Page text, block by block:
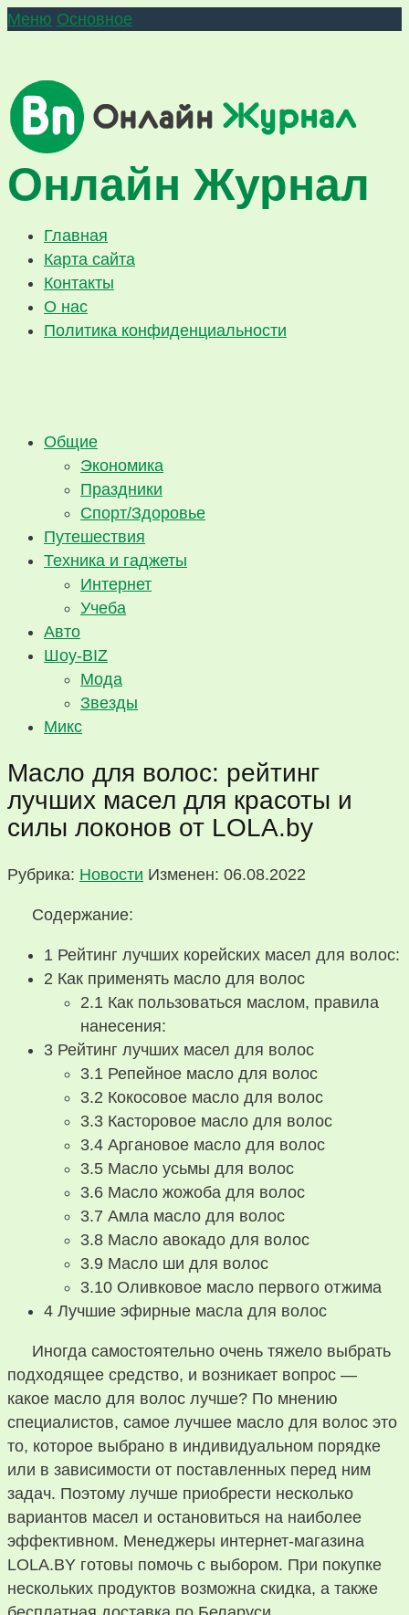
Меню Основное
Онлайн Журнал
Главная
Карта сайта
Контакты
О нас
Политика конфиденциальности
Общие
Экономика
Праздники
Спорт/Здоровье
Путешествия
Техника и гаджеты
Интернет
Учеба
Авто
Шоу-BIZ
Мода
Звезды
Микс
Масло для волос: рейтинг
лучших масел для красоты и
силы локонов от LOLA.by
Рубрика: Новости Изменен: 06.08.2022
Содержание:
1 Рейтинг лучших корейских масел для волос:
2 Как применять масло для волос
2.1 Как пользоваться маслом, правила
нанесения:
3 Рейтинг лучших масел для волос
3.1 Репейное масло для волос
3.2 Кокосовое масло для волос
3.3 Касторовое масло для волос
3.4 Аргановое масло для волос
3.5 Масло усьмы для волос
3.6 Масло жожоба для волос
3.7 Амла масло для волос
3.8 Масло авокадо для волос
3.9 Масло ши для волос
3.10 Оливковое масло первого отжима
4 Лучшие эфирные масла для волос
Иногда самостоятельно очень тяжело выбрать
подходящее средство, и возникает вопрос —
какое масло для волос лучше? По мнению
специалистов, самое лучшее масло для волос это
то, которое выбрано в индивидуальном порядке
или в зависимости от поставленных перед ним
задач. Поэтому лучше приобрести несколько
вариантов масел и остановиться на наиболее
эффективном. Менеджеры интернет-магазина
LOLA.BY готовы помочь с выбором. При покупке
нескольких продуктов возможна скидка, а также